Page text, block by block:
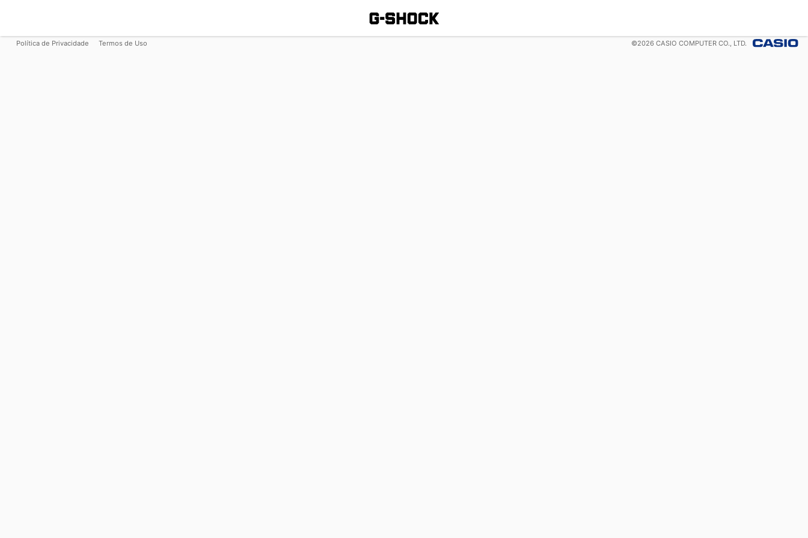
Política de Privacidade Termos de Uso ©2026 CASIO COMPUTER CO., LTD.